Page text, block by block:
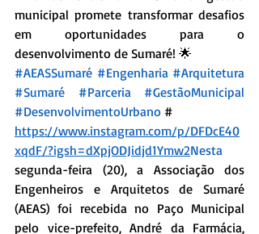
municipal promete transformar desafios
em oportunidades para o
desenvolvimento de Sumaré! 🌟
#AEASSumaré #Engenharia #Arquitetura
#Sumaré
#Parceria
#GestãoMunicipal
#DesenvolvimentoUrbano #
https://www.instagram.com/p/DFDcE40
xqdF/?igsh=dXpjODJidjd1Ymw2Nesta
segunda-feira (20), a Associação dos
Engenheiros e Arquitetos de Sumaré
(AEAS) foi recebida no Paço Municipal
pelo vice-prefeito, André da Farmácia,